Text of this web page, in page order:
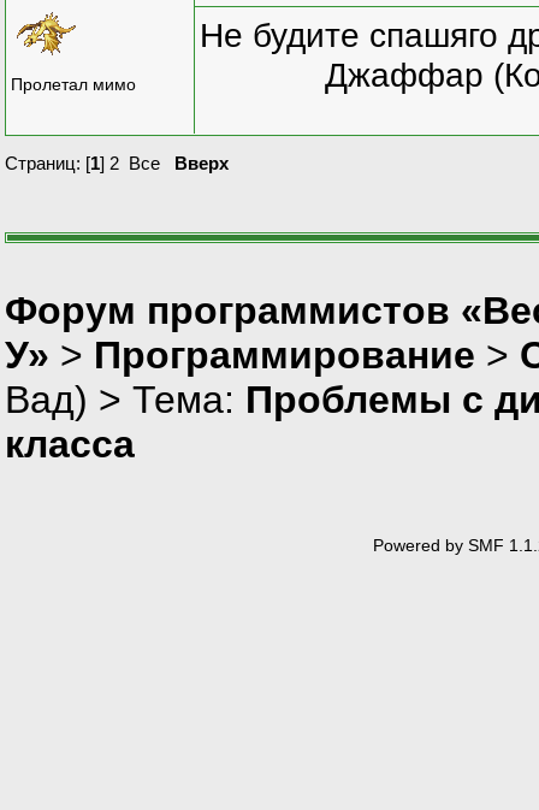
Пролетал мимо
Не будите спашяго
Джаффар
Страниц: [1] 2 Все Вверх
Форум программистов
У» > Программирование >
Вад) > Тема: Проблемы с
класса
Powered by SMF